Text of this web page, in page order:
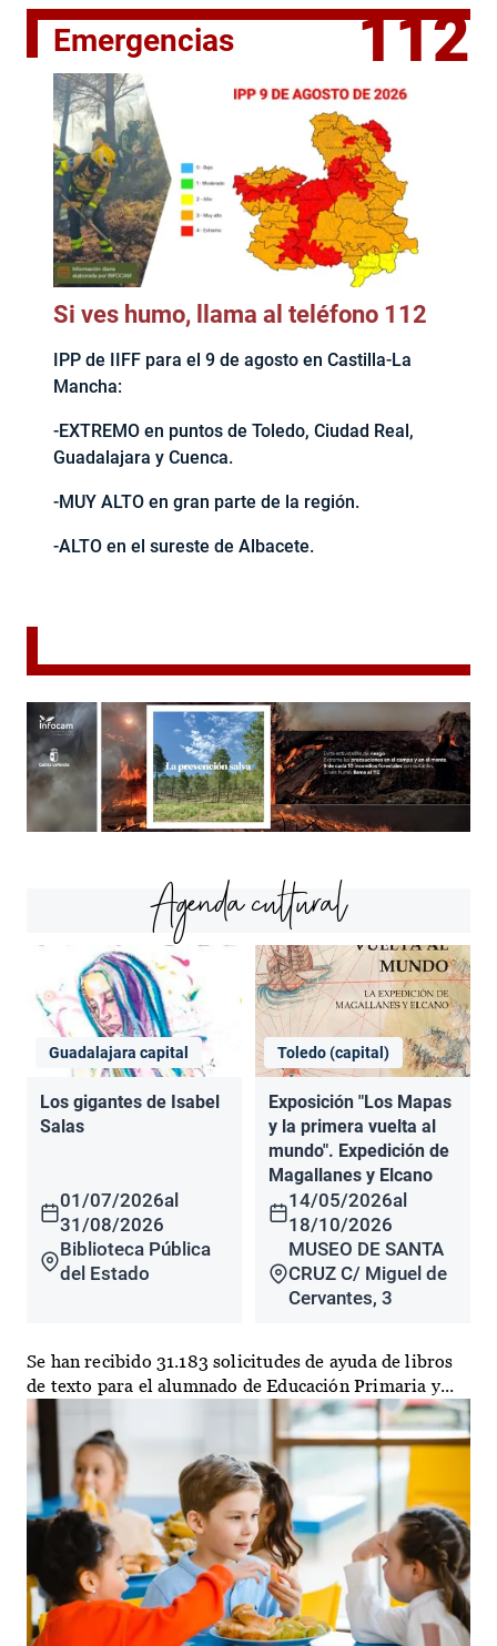
Emergencias 112
Si ves humo, llama al teléfono 112
IPP de IIFF para el 9 de agosto en Castilla-La
Mancha:
-EXTREMO en puntos de Toledo, Ciudad Real,
Guadalajara y Cuenca.
-MUY ALTO en gran parte de la región.
-ALTO en el sureste de Albacete.
Agenda cultural
Guadalajara capital
Los gigantes de Isabel
Salas
01/07/2026al
31/08/2026
Biblioteca Pública
del Estado
Toledo (capital)
Exposición "Los Mapas
y la primera vuelta al
mundo". Expedición de
Magallanes y Elcano
14/05/2026al
18/10/2026
MUSEO DE SANTA
CRUZ C/ Miguel de
Cervantes, 3
Se han recibido 31.183 solicitudes de ayuda de libros
de texto para el alumnado de Educación Primaria y...